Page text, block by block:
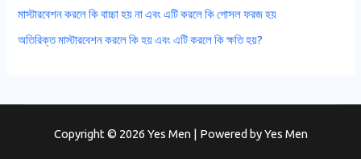
:মাস্টারবেশন করলে কি বাচ্চা হয় না এবং এটি করলে কি গোসল ফরজ হয়
অতিরিক্ত মাস্টারবেশন করলে কি হয় এবং এটি করলে কি ক্ষতি হয়?
Copyright © 2026 Yes Men | Powered byYes Men